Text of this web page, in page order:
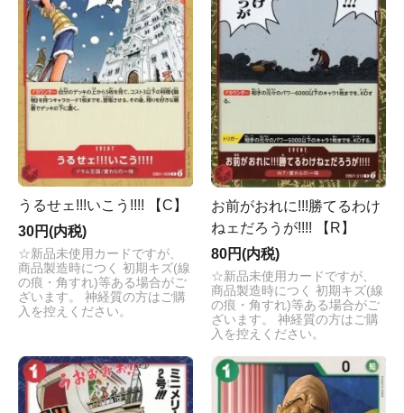
うるせェ!!!いこう!!!! 【C】
30円(内税)
☆新品未使用カードですが、
商品製造時につく 初期キズ(線
の痕・角すれ)等ある場合がご
ざいます。 神経質の方はご購
入を控えください。
お前がおれに!!!勝てるわけ
ねェだろうが!!!! 【R】
80円(内税)
☆新品未使用カードですが、
商品製造時につく 初期キズ(線
の痕・角すれ)等ある場合がご
ざいます。 神経質の方はご購
入を控えください。